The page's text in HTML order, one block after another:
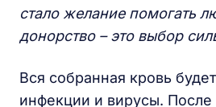
стало желание помогать
донорство – это выбор
Вся собранная кровь
инфекции и вирусы. После